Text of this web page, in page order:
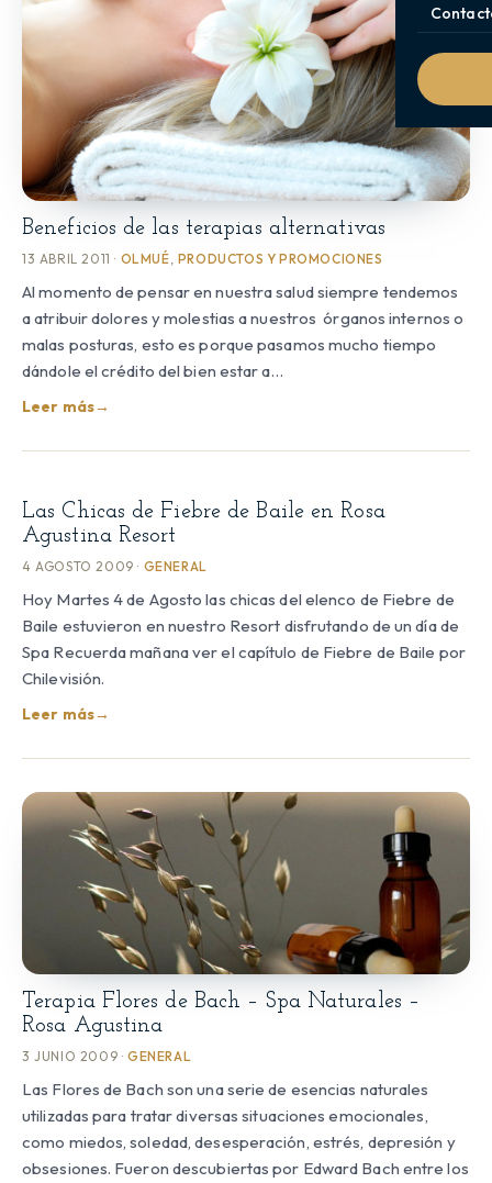
Beneficios de las terapias alternativas
13 ABRIL 2011 · OLMUÉ, PRODUCTOS Y PROMOCIONES
Al momento de pensar en nuestra salud siempre tendemos
a atribuir dolores y molestias a nuestros órganos internos o
malas posturas, esto es porque pasamos mucho tiempo
dándole el crédito del bien estar a…
Leer más→
Las Chicas de Fiebre de Baile en Rosa
Agustina Resort
4 AGOSTO 2009 · GENERAL
Hoy Martes 4 de Agosto las chicas del elenco de Fiebre de
Baile estuvieron en nuestro Resort disfrutando de un día de
Spa Recuerda mañana ver el capítulo de Fiebre de Baile por
Chilevisión.
Leer más→
Terapia Flores de Bach – Spa Naturales –
Rosa Agustina
3 JUNIO 2009 · GENERAL
Las Flores de Bach son una serie de esencias naturales
utilizadas para tratar diversas situaciones emocionales,
como miedos, soledad, desesperación, estrés, depresión y
obsesiones. Fueron descubiertas por Edward Bach entre los